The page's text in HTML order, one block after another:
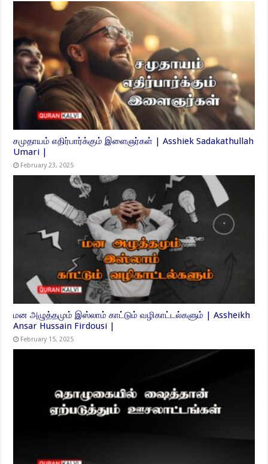
சமுதாயம் எதிர்பார்க்கும் இளைஞர்கள் | Asshiek Sadakathullah
Umari |
February 23, 2025
மன அழுத்தமும் இஸ்லாம் காட்டும் வழிகாட்டல்களும் | Assheikh
Ansar Hussain Firdousi |
February 15, 2025